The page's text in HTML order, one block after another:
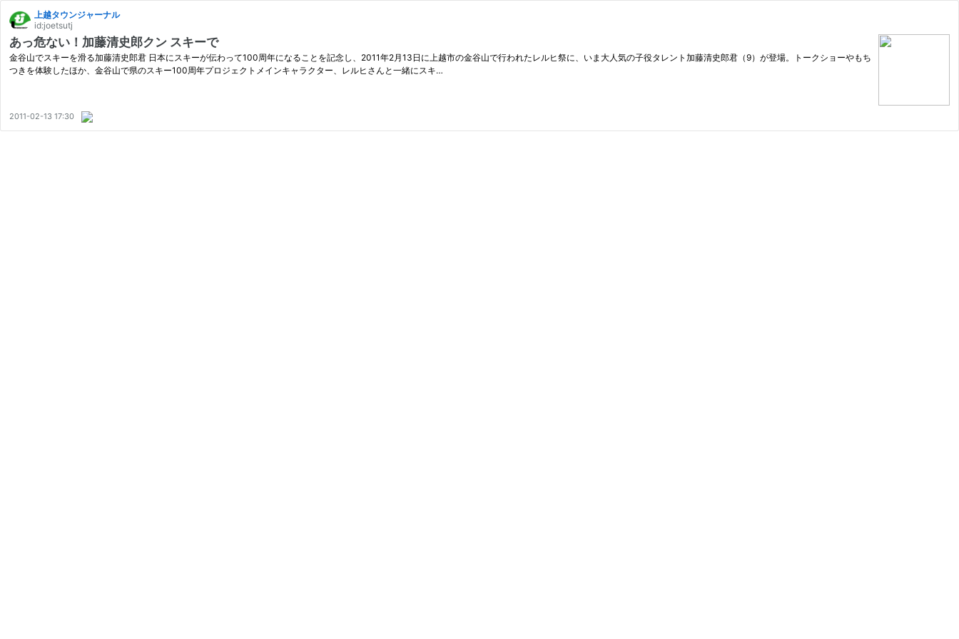
上越タウンジャーナル
id:joetsutj
あっ危ない！加藤清史郎クン スキーで
金谷山でスキーを滑る加藤清史郎君 日本にスキーが伝わって100周年になることを記念し、2011年2月13日に上越市の金谷山で行われたレルヒ祭に、いま大人気の子役タレント加藤清史郎君（9）が登場。トークショーやもち
つきを体験したほか、金谷山で県のスキー100周年プロジェクトメインキャラクター、レルヒさんと一緒にスキ…
2011-02-13 17:30